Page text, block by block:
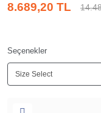
8.689,20 TL
Seçenekler